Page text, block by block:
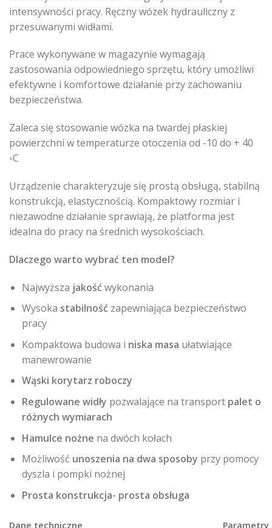
intensywności pracy. Ręczny wózek hydrauliczny z
przesuwanymi widłami.
Prace wykonywane w magazynie wymagają
zastosowania odpowiedniego sprzętu, który umożliwi
efektywne i komfortowe działanie przy zachowaniu
bezpieczeństwa.
Zaleca się stosowanie wózka na twardej płaskiej
powierzchni w temperaturze otoczenia od -10 do + 40
◦С
Urządzenie charakteryzuje się prostą obsługą, stabilną
konstrukcją, elastycznością. Kompaktowy rozmiar i
niezawodne działanie sprawiają, że platforma jest
idealna do pracy na średnich wysokościach.
Dlaczego warto wybrać ten model?
Najwyższa jakośćwykonania
Wysoka stabilnośćzapewniająca bezpieczeństwo
pracy
Kompaktowa budowa i niska masa ułatwiające
manewrowanie
Wąski korytarz roboczy
Regulowane widły pozwalające na transport palet o
różnych wymiarach
Hamulce nożne na dwóch kołach
Możliwość unoszenia na dwa sposoby przy pomocy
dyszla i pompki nożnej
Prosta konstrukcja- prosta obsługa
Dane techniczne
Parametry